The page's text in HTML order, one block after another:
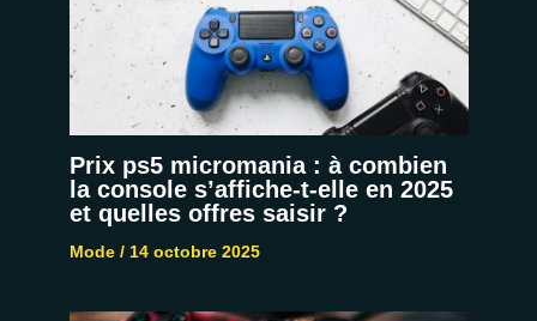
Prix ps5 micromania : à combien
la console s’affiche-t-elle en 2025
et quelles offres saisir ?
Mode/ 14 octobre 2025